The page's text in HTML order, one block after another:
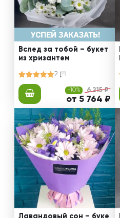
Вслед за тобой – букет
из хризантем
2
-10% 6 215 ₽
от 5 764 ₽
Лавандовый сон – буке